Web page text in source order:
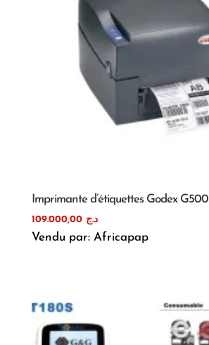
Imprimante d’étiquettes Godex G500
د.ج 109.000,00
Vendu par: Africapap